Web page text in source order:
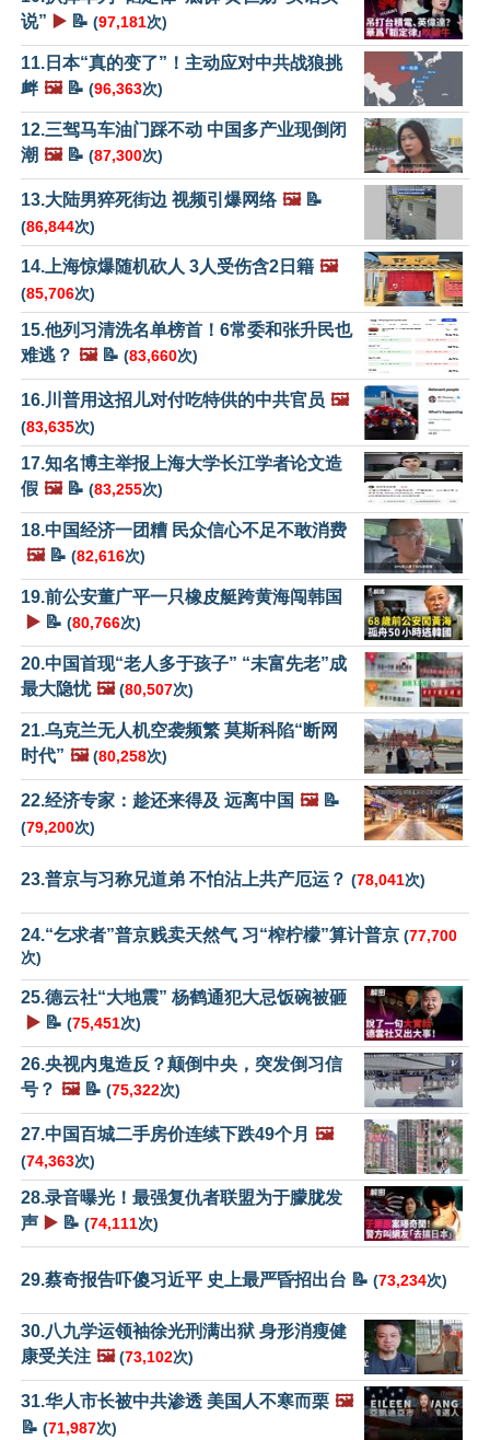
说” ▶️ 📝 (97,181次)
11.日本“真的变了”！主动应对中共战狼挑
衅 🖼️📝 (96,363次)
12.三驾马车油门踩不动 中国多产业现倒闭
潮 🖼️📝 (87,300次)
13.大陆男猝死街边 视频引爆网络 🖼️📝
(86,844次)
14.上海惊爆随机砍人 3人受伤含2日籍 🖼️
(85,706次)
15.他列习清洗名单榜首！6常委和张升民也
难逃？ 🖼️📝 (83,660次)
16.川普用这招儿对付吃特供的中共官员 🖼️
(83,635次)
17.知名博主举报上海大学长江学者论文造
假 🖼️📝 (83,255次)
18.中国经济一团糟 民众信心不足不敢消费
🖼️📝 (82,616次)
19.前公安董广平一只橡皮艇跨黄海闯韩国
▶️ 📝 (80,766次)
20.中国首现“老人多于孩子” “未富先老”成
最大隐忧 🖼️ (80,507次)
21.乌克兰无人机空袭频繁 莫斯科陷“断网
时代” 🖼️ (80,258次)
22.经济专家：趁还来得及 远离中国 🖼️📝
(79,200次)
23.普京与习称兄道弟 不怕沾上共产厄运？ (78,041次)
24.“乞求者”普京贱卖天然气 习“榨柠檬”算计普京 (77,700
次)
25.德云社“大地震” 杨鹤通犯大忌饭碗被砸
▶️ 📝 (75,451次)
26.央视内鬼造反？颠倒中央，突发倒习信
号？ 🖼️📝 (75,322次)
27.中国百城二手房价连续下跌49个月 🖼️
(74,363次)
28.录音曝光！最强复仇者联盟为于朦胧发
声 ▶️ 📝 (74,111次)
29.蔡奇报告吓傻习近平 史上最严昏招出台 📝 (73,234次)
30.八九学运领袖徐光刑满出狱 身形消瘦健
康受关注 🖼️ (73,102次)
31.华人市长被中共渗透 美国人不寒而栗 🖼️
📝 (71,987次)